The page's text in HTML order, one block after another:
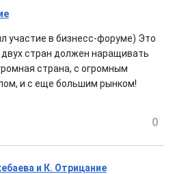
участие в бизнесс-форуме) Это
стран должен наращивать
страна, с огромным
и с еще большим рынком!
0
и К. Отрицание